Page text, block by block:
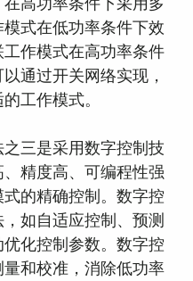
式在低功率条件下效
作模式在高功率条件
通过开关网络实现，
工作模式。
三是采用数字控制技
精度高、可编程性强
的精确控制。数字控
如自适应控制、预测
化控制参数。数字控
和校准，消除低功率